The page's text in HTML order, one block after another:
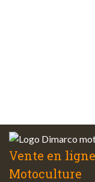
Vente en
Motoculture